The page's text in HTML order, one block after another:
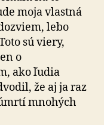
moja vlastná
lebo
sú viery,
o
ako ľudia
že aj ja raz
mnohých